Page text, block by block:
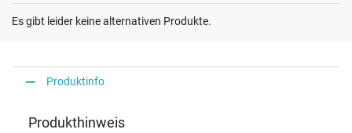
Es gibt leider keine alternativen Produkte.
Produktinfo
Produkthinweis